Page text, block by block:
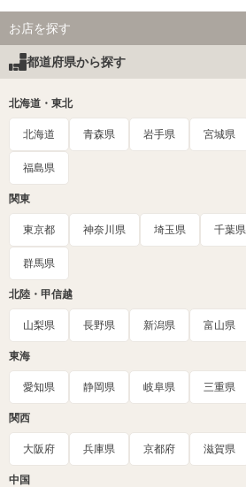
お店を探す
都道府県から探す
北海道・東北
北海道 青森県 岩手県 宮城県
福島県
関東
東京都 神奈川県 埼玉県 千葉県
群馬県
北陸・甲信越
山梨県 長野県 新潟県 富山県
東海
愛知県 静岡県 岐阜県 三重県
関西
大阪府 兵庫県 京都府 滋賀県
中国